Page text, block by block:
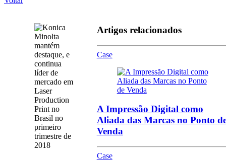
Artigos relacionados
Case
A Impressão Digital como
Aliada das Marcas no Ponto
Venda
Case